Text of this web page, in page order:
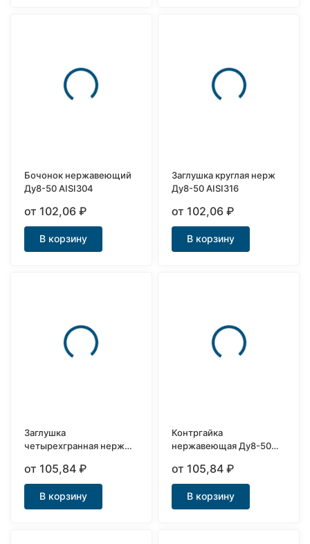
Бочонок нержавеющий
Ду8-50 AISI304
от 102,06₽
В корзину
Заглушка круглая нерж
Ду8-50 AISI316
от 102,06₽
В корзину
Заглушка
четырехгранная нерж
от 105,84₽
В корзину
Контргайка
нержавеющая Ду8-50
от 105,84₽
В корзину